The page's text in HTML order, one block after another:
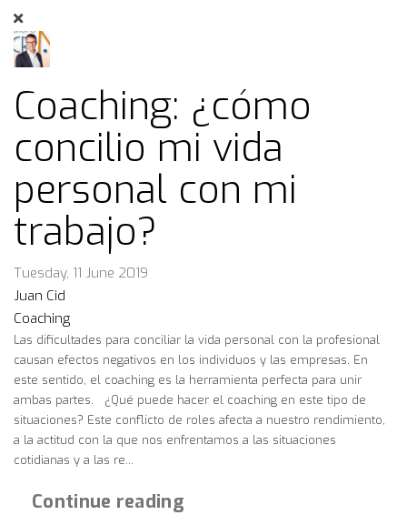
Coaching: ¿cómo
concilio mi vida
personal con mi
trabajo?
Tuesday, 11 June 2019
Juan Cid
Coaching
Las dificultades para conciliar la vida personal con la profesional
causan efectos negativos en los individuos y las empresas. En
este sentido, el coaching es la herramienta perfecta para unir
ambas partes. ¿Qué puede hacer el coaching en este tipo de
situaciones? Este conflicto de roles afecta a nuestro rendimiento,
a la actitud con la que nos enfrentamos a las situaciones
cotidianas y a las re...
Continue reading